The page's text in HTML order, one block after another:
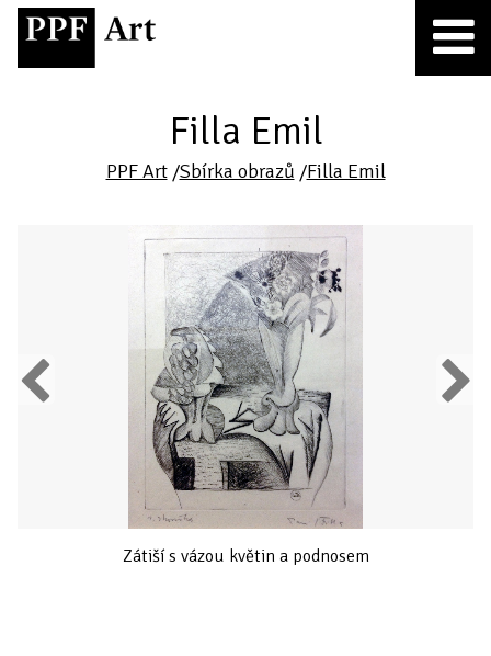
Filla Emil
PPF Art/Sbírka obrazů /Filla Emil
Previous
Zátiší s vázou květin a podnosem
Next